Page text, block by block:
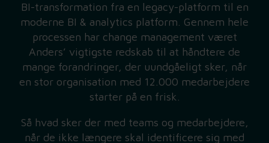
BI-transformation fra en legacy-platform til en
moderne BI & analytics platform. Gennem hele
processen har change management været
Anders’ vigtigste redskab til at håndtere de
mange forandringer, der uundgåeligt sker, når
en stor organisation med 12.000 medarbejdere
starter på en frisk.
Så hvad sker der med teams og medarbejdere,
når de ikke længere skal identificere sig med